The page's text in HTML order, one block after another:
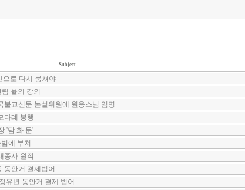
Subject
으로 다시 뭉쳐야
율의 강의
불교신문 논설위원에 원응스님 임명
다례 봉행
'담 화 문'
에 부쳐
종사 원적
동안거 결제법어
유년 동안거 결제 법어